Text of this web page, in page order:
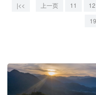
河南
四川 贵州
陕西 甘肃
|<< 上一页 11 12
19